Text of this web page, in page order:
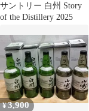
サントリー 白州 Story
of the Distillery 2025
¥3,900